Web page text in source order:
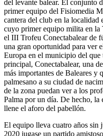
del levante balear. El conjunto
primer equipo del Fisiomedia
cantera del club en la localidad
cuyo primer equipo milita en la
el III Trofeu Conectabalear de
una gran oportunidad para ver
Europa en el municipio del
principal, Conectabalear, una
más importantes de Baleares y
palmesano a su ciudad de
de la zona puedan ver a los
Palma por un día. De hecho, la
llene el aforo del pabellón.
El equipo lleva cuatro años sin
2020 jugase un partido